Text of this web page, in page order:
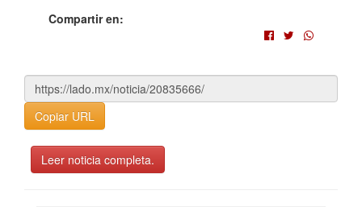
Compartir en:
Copiar URL
Leer noticia completa.